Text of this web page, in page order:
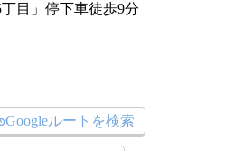
目」停下車徒歩9分
Googleルートを検索